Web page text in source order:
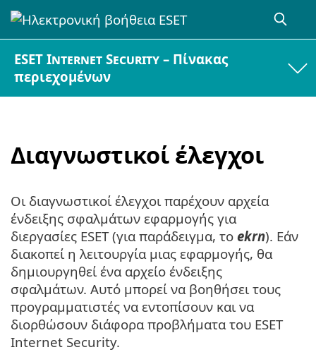
ESET Internet Security – Πίνακας
περιεχομένων
Διαγνωστικοί έλεγχοι
Οι διαγνωστικοί έλεγχοι παρέχουν αρχεία
ένδειξης σφαλμάτων εφαρμογής για
διεργασίες ESET (για παράδειγμα, το ekrn). Εάν
διακοπεί η λειτουργία μιας εφαρμογής, θα
δημιουργηθεί ένα αρχείο ένδειξης
σφαλμάτων. Αυτό μπορεί να βοηθήσει τους
προγραμματιστές να εντοπίσουν και να
διορθώσουν διάφορα προβλήματα του ESET
Internet Security.